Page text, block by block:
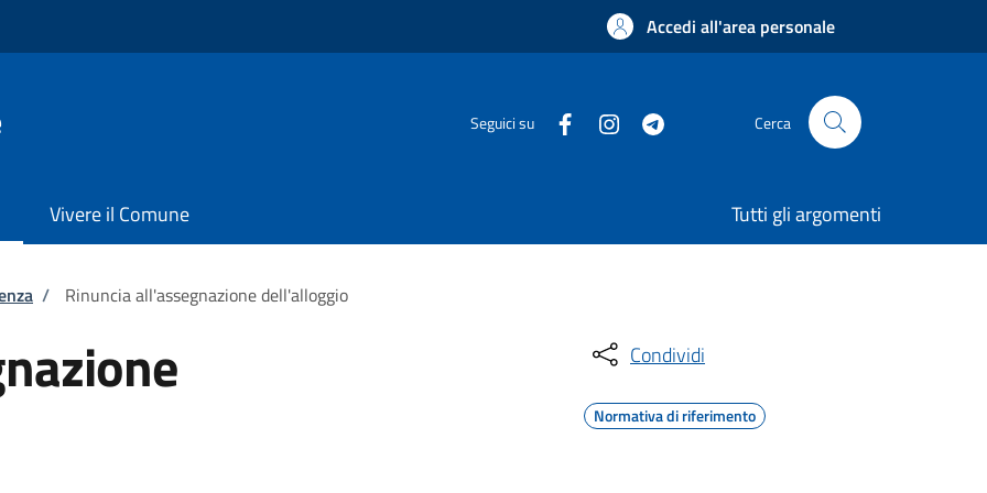
Accedi all'area personale
Seguici su Cerca
Vivere il Comune Tutti gli argomenti
/ Rinuncia all'assegnazione dell'alloggio
Condividi
Normativa di riferimento